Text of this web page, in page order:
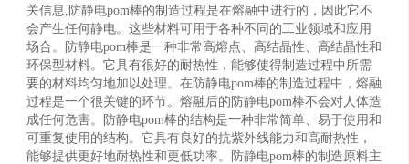
关信息,防静电pom棒的制造过程是在熔融中进行的，因此它不
会产生任何静电。这些材料可用于各种不同的工业领域和应用
场合。防静电pom棒是一种非常高熔点、高结晶性、高结晶性和
环保型材料。它具有很好的耐热性，能够使得制造过程中所需
要的材料均匀地加以处理。在防静电pom棒的制造过程中，熔融
过程是一个很关键的环节。熔融后的防静电pom棒不会对人体造
成任何危害。防静电pom棒的结构是一种非常简单、易于使用和
可重复使用的结构。它具有良好的抗紫外线能力和高耐热性，
能够提供更好地耐热性和更低功率。防静电pom棒的制造原料主